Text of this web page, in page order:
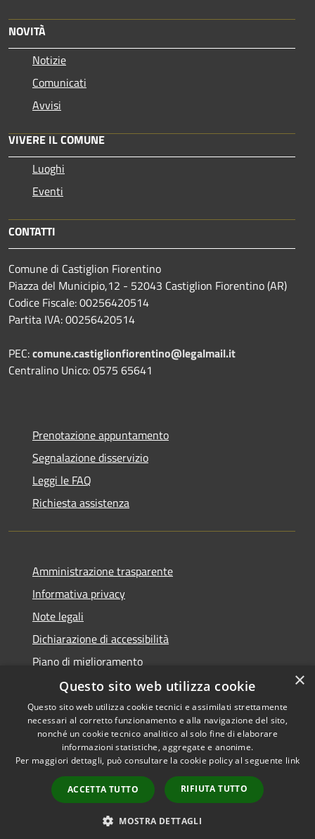
NOVITÀ
Notizie
Comunicati
Avvisi
VIVERE IL COMUNE
Luoghi
Eventi
CONTATTI
Comune di Castiglion Fiorentino
Piazza del Municipio,12 - 52043 Castiglion Fiorentino (AR)
Codice Fiscale: 00256420514
Partita IVA: 00256420514
PEC:comune.castiglionfiorentino@legalmail.it
Centralino Unico: 0575 65641
Prenotazione appuntamento
Segnalazione disservizio
Leggi le FAQ
Richiesta assistenza
Amministrazione trasparente
Informativa privacy
Note legali
Dichiarazione di accessibilità
Piano di miglioramento
Accessibilità
Privacy
Mappa del sito
Copyright © 2026 • Comune di
Castiglion Fiorentino •
Powered byMunicipium •
Accesso redazione
×
Questo sito web utilizza cookie
Questo sito web utilizza cookie tecnici e assimilati strettamente
necessari al corretto funzionamento e alla navigazione del sito,
nonché un cookie tecnico analitico al solo fine di elaborare
informazioni statistiche, aggregate e anonime.
Per maggiori dettagli, può consultare la cookie policy al seguente link
ACCETTA TUTTO RIFIUTA TUTTO
MOSTRA DETTAGLI